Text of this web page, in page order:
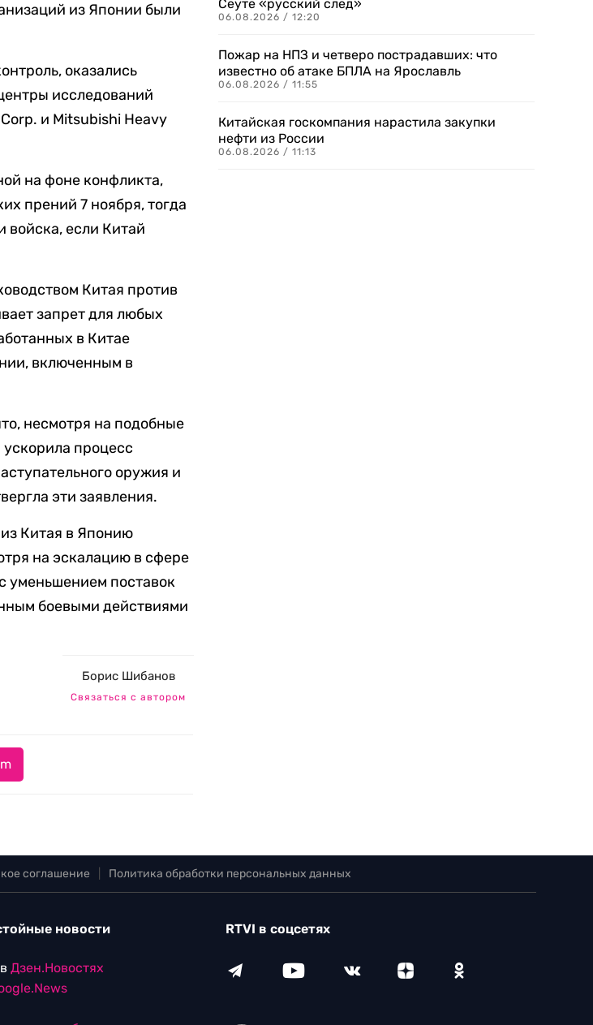
из Японии были
оказались
исследований
и Mitsubishi Heavy
на фоне конфликта,
прений 7 ноября, тогда
войска, если Китай
Китая против
запрет для любых
в Китае
включенным в
несмотря на подобные
процесс
оружия и
эти заявления.
Китая в Японию
на эскалацию в сфере
уменьшением поставок
боевыми действиями
Борис Шибанов
Связаться с автором
Сеуте «русский след»
06.08.2026 / 12:20
Пожар на НПЗ и четверо пострадавших: что
известно об атаке БПЛА на Ярославль
06.08.2026 / 11:55
Китайская госкомпания нарастила закупки
нефти из России
06.08.2026 / 11:13
соглашение Политика обработки персональных данных
новости
Дзен.Новостях
RTVI в соцсетях